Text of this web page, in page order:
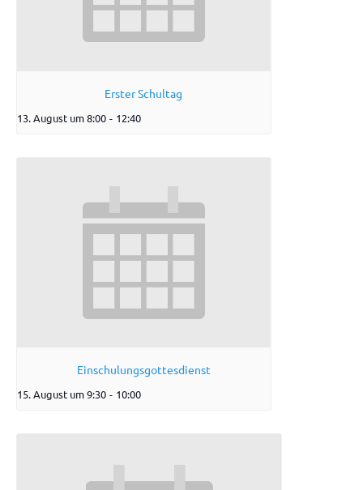
Erster Schultag
13. August um 8:00 - 12:40
Einschulungsgottesdienst
15. August um 9:30 - 10:00